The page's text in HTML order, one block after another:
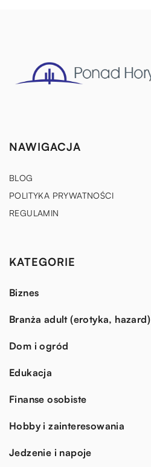
NAWIGACJA
BLOG
POLITYKA PRYWATNOŚCI
REGULAMIN
KATEGORIE
Biznes
Branża adult (erotyka, hazard)
Dom i ogród
Edukacja
Finanse osobiste
Hobby i zainteresowania
Jedzenie i napoje